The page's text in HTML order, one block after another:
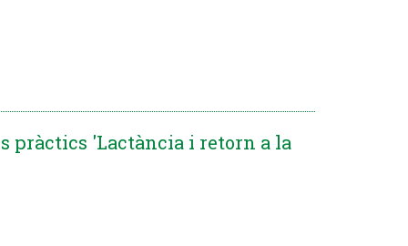
pràctics 'Lactància i retorn a la